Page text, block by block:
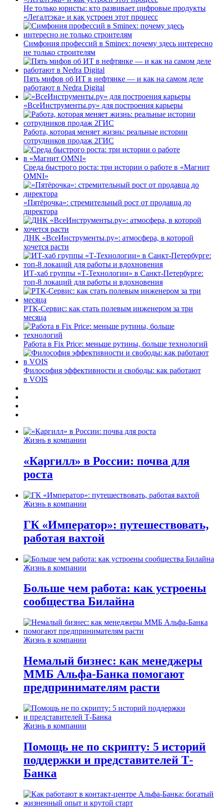
Не только юристы: кто развивает цифровые продукты
«Легалтэка» и как устроен этот процесс
Симфония профессий в Sminex: почему здесь интересно
не только строителям
Пять мифов об ИТ в нефтянке — и как на самом деле
работают в Nedra Digital
«ВсеИнструменты.ру» для построения карьеры
Работа, которая меняет жизнь: реальные истории
сотрудников продаж 2ГИС
Среда быстрого роста: три истории о работе в «Магнит
OMNI»
«Пятёрочка»: стремительный рост от продавца до
директора
ДНК «ВсеИнструменты.ру»: атмосфера, в которой
хочется расти
ИТ-хаб группы «Т-Технологии» в Санкт-Петербурге:
топ-8 локаций для работы и вдохновения
РТК-Сервис: как стать полевым инженером за три
месяца
Работа в Fix Price: меньше рутины, больше технологий
Философия эффективности и свободы: как работают
в VOIS
Жизнь в компании
«Каргилл» в России: почва для
роста
Жизнь в компании
ГК «Император»: путешествовать,
работая вахтой
Жизнь в компании
Больше чем работа: как устроены
сообщества Билайна
Жизнь в компании
Немалый бизнес: как менеджеры
ММБ Альфа-Банка помогают
предпринимателям расти
Жизнь в компании
Помощь не по скрипту: 5 историй
поддержки и представителей Т-
Банка